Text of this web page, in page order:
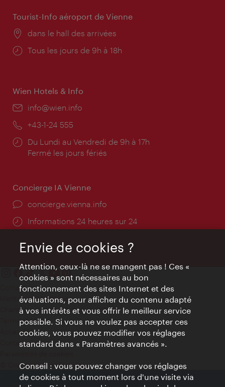
Tourist-Info aéroport de Vienne
Lieu:
dans le hall des arrivées
Horaires
Tous les jours de 9h à 18h
Wien Hotels & Info
E-
info@wien.info
Téléphone:
+43-1-24 555
Horaires
d'ouverture:
Du Lundi au Vendredi de 9h à 17h
Fermé les jours fériés
Concierge IA Vienne
Ort:
concierge.vienna.info
Öffnungszeiten:
Informations 24 heures sur 24
Contact
Mentions obligatoires
Charte sur le respect de la vie privée
Terms of Use
Accessibilité
Contact presse
© Copyright WienTourismus
Envie de cookies ?
Attention, ceux-là ne se mangent pas ! Ces «
cookies » sont nécessaires au bon
fonctionnement des sites Internet et des
évaluations, pour afficher du contenu adapté
à vos intérêts et vous offrir le meilleur service
possible. Si vous ne voulez pas accepter ces
cookies, vous pouvez modifier vos réglages
standard dans « Paramètres avancés ».
Conseil : vous pouvez changer vos réglages
de cookies à tout moment lors d'une visite via